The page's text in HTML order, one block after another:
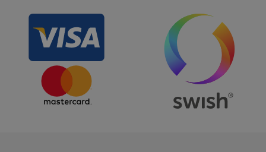
ASP.NET_SessionId
Microsoft
de.syna.se